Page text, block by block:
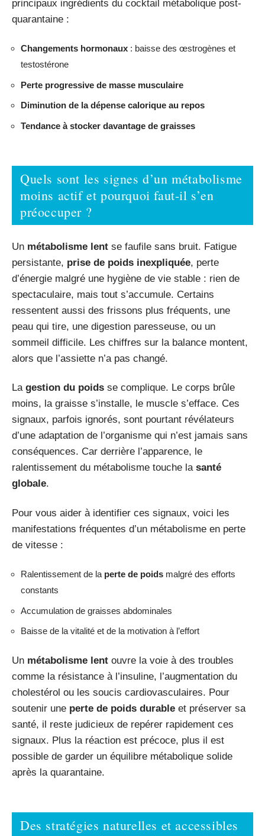
principaux ingrédients du cocktail métabolique post-
quarantaine :
Changements hormonaux : baisse des œstrogènes et
testostérone
Perte progressive de masse musculaire
Diminution de la dépense calorique au repos
Tendance à stocker davantage de graisses
Quels sont les signes d’un métabolisme
moins actif et pourquoi faut-il s’en
préoccuper ?
Un métabolisme lent se faufile sans bruit. Fatigue
persistante, prise de poids inexpliquée, perte
d’énergie malgré une hygiène de vie stable : rien de
spectaculaire, mais tout s’accumule. Certains
ressentent aussi des frissons plus fréquents, une
peau qui tire, une digestion paresseuse, ou un
sommeil difficile. Les chiffres sur la balance montent,
alors que l’assiette n’a pas changé.
La gestion du poids se complique. Le corps brûle
moins, la graisse s’installe, le muscle s’efface. Ces
signaux, parfois ignorés, sont pourtant révélateurs
d’une adaptation de l’organisme qui n’est jamais sans
conséquences. Car derrière l’apparence, le
ralentissement du métabolisme touche la santé
globale.
Pour vous aider à identifier ces signaux, voici les
manifestations fréquentes d’un métabolisme en perte
de vitesse :
Ralentissement de la perte de poids malgré des efforts
constants
Accumulation de graisses abdominales
Baisse de la vitalité et de la motivation à l’effort
Un métabolisme lent ouvre la voie à des troubles
comme la résistance à l’insuline, l’augmentation du
cholestérol ou les soucis cardiovasculaires. Pour
soutenir une perte de poids durable et préserver sa
santé, il reste judicieux de repérer rapidement ces
signaux. Plus la réaction est précoce, plus il est
possible de garder un équilibre métabolique solide
après la quarantaine.
Des stratégies naturelles et accessibles